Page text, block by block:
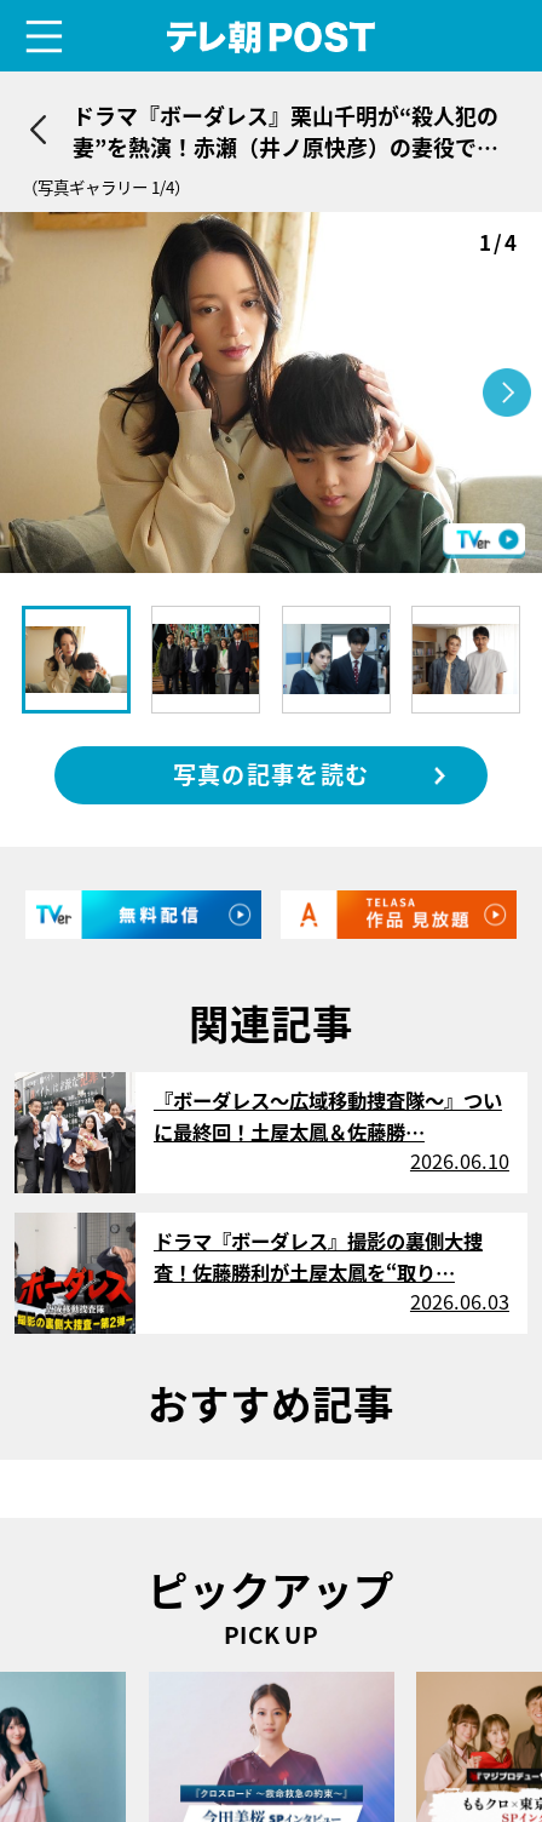
ドラマ『ボーダレス』栗山千明が“殺人犯の
妻”を熱演！赤瀬（井ノ原快彦）の妻役で水
野美紀も登場
（写真ギャラリー 1/4）
1/4
写真の記事を読む
関連記事
『ボーダレス～広域移動捜査隊～』つい
に最終回！土屋太鳳＆佐藤勝…
2026.06.10
サムネイル
ドラマ『ボーダレス』撮影の裏側大捜
査！佐藤勝利が土屋太鳳を“取り…
2026.06.03
おすすめ記事
ピックアップ
PICK UP